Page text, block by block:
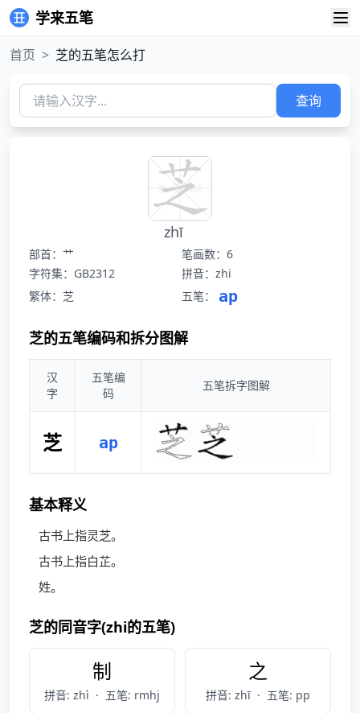
学来五笔
首页 > 芝的五笔怎么打
查询
zhī
部首：艹
笔画数：6
字符集：GB2312
拼音：zhi
繁体：芝
五笔： ap
芝的五笔编码和拆分图解
汉
字
五笔编
码
五笔拆字图解
芝 ap
基本释义
古书上指灵芝。
古书上指白芷。
姓。
芝的同音字(zhi的五笔)
制
拼音: zhì · 五笔: rmhj
之
拼音: zhī · 五笔: pp